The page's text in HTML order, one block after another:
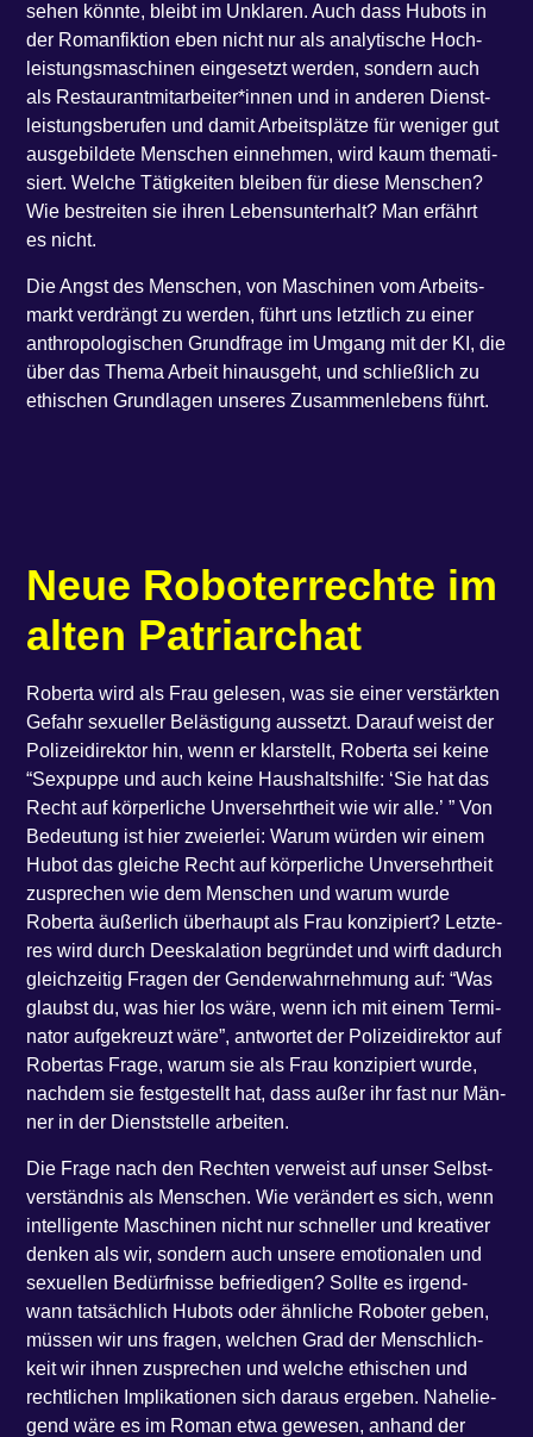
se­hen könn­te, bleibt im Unkla­ren. Auch dass Hubots in
der Roman­fik­ti­on eben nicht nur als ana­ly­ti­sche Hoch­
leis­tungs­ma­schi­nen ein­ge­setzt wer­den, son­dern auch
als Restaurantmitarbeiter*innen und in ande­ren Dienst­
leis­tungs­be­ru­fen und damit Arbeits­plät­ze für weni­ger gut
aus­ge­bil­de­te Men­schen ein­neh­men, wird kaum the­ma­ti­
siert. Wel­che Tätig­kei­ten blei­ben für die­se Men­schen?
Wie bestrei­ten sie ihren Lebens­un­ter­halt? Man erfährt
es nicht.
Die Angst des Men­schen, von Maschi­nen vom Arbeits­
markt ver­drängt zu wer­den, führt uns letzt­lich zu einer
anthro­po­lo­gi­schen Grund­fra­ge im Umgang mit der KI, die
über das The­ma Arbeit hin­aus­geht, und schließ­lich zu
ethi­schen Grund­la­gen unse­res Zusam­men­le­bens führt.
Neue Robo­ter­rech­te im
alten Patriarchat
Rober­ta wird als Frau gele­sen, was sie einer ver­stärk­ten
Gefahr sexu­el­ler Beläs­ti­gung aus­setzt. Dar­auf weist der
Poli­zei­di­rek­tor hin, wenn er klar­stellt, Rober­ta sei kei­ne ​
“Sex­pup­pe und auch kei­ne Haus­halts­hil­fe: ​‘Sie hat das
Recht auf kör­per­li­che Unver­sehrt­heit wie wir alle.’ ” Von
Bedeu­tung ist hier zwei­er­lei: War­um wür­den wir einem
Hubot das glei­che Recht auf kör­per­li­che Unver­sehrt­heit
zuspre­chen wie dem Men­schen und war­um wur­de
Rober­ta äußer­lich über­haupt als Frau kon­zi­piert? Letz­te­
res wird durch Dees­ka­la­ti­on begrün­det und wirft dadurch
gleich­zei­tig Fra­gen der Gen­der­wahr­neh­mung auf: ​“Was
glaubst du, was hier los wäre, wenn ich mit einem Ter­mi­
na­tor auf­ge­kreuzt wäre”, ant­wor­tet der Poli­zei­di­rek­tor auf
Rober­tas Fra­ge, war­um sie als Frau kon­zi­piert wur­de,
nach­dem sie fest­ge­stellt hat, dass außer ihr fast nur Män­
ner in der Dienst­stel­le arbeiten.
Die Fra­ge nach den Rech­ten ver­weist auf unser Selbst­
ver­ständ­nis als Men­schen. Wie ver­än­dert es sich, wenn
intel­li­gen­te Maschi­nen nicht nur schnel­ler und krea­ti­ver
den­ken als wir, son­dern auch unse­re emo­tio­na­len und
sexu­el­len Bedürf­nis­se befrie­di­gen? Soll­te es irgend­
wann tat­säch­lich Hubots oder ähn­li­che Robo­ter geben,
müs­sen wir uns fra­gen, wel­chen Grad der Mensch­lich­
keit wir ihnen zuspre­chen und wel­che ethi­schen und
recht­li­chen Impli­ka­tio­nen sich dar­aus erge­ben. Nahe­lie­
gend wäre es im Roman etwa gewe­sen, anhand der